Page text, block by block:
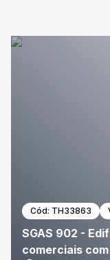
Cód: TH33863
SGAS 902 -
comerciais